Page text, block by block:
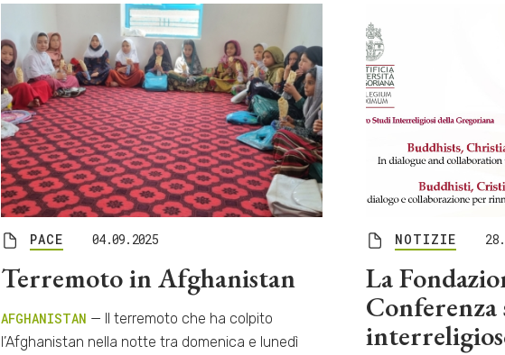
PACE 04.09.2025
Terremoto in Afghanistan
AFGHANISTAN — Il terremoto che ha colpito
l’Afghanistan nella notte tra domenica e lunedì
NOTIZIE
La
Conferenza